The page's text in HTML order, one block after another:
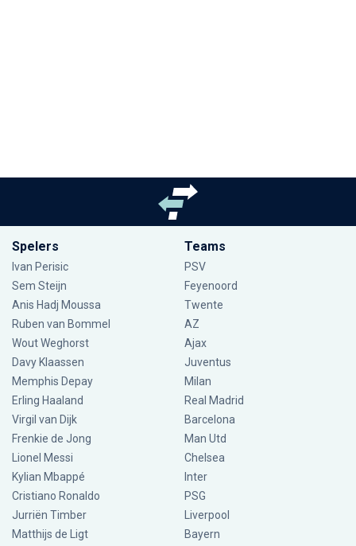
Spelers
Ivan Perisic
Sem Steijn
Anis Hadj Moussa
Ruben van Bommel
Wout Weghorst
Davy Klaassen
Memphis Depay
Erling Haaland
Virgil van Dijk
Frenkie de Jong
Lionel Messi
Kylian Mbappé
Cristiano Ronaldo
Jurriën Timber
Matthijs de Ligt
Teams
PSV
Feyenoord
Twente
AZ
Ajax
Juventus
Milan
Real Madrid
Barcelona
Man Utd
Chelsea
Inter
PSG
Liverpool
Bayern